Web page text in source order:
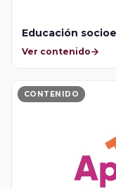
Educación
Ver contenido
CONTENIDO